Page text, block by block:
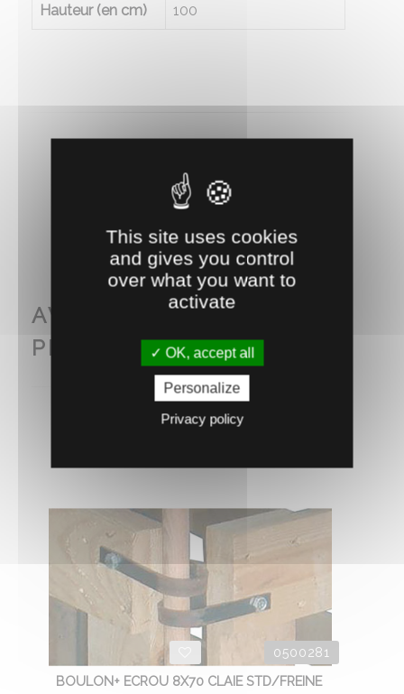
Hauteur (en cm) 100
RECOMMANDEZ CE PRODUIT À UN AMI
AVEC CE PRODUIT
PENSEZ AUSSI À...
0500281
BOULON+ ECROU 8X70 CLAIE STD/FREINE
This site uses cookies
and gives you control
over what you want to
activate
OK, accept all
Personalize
Privacy policy